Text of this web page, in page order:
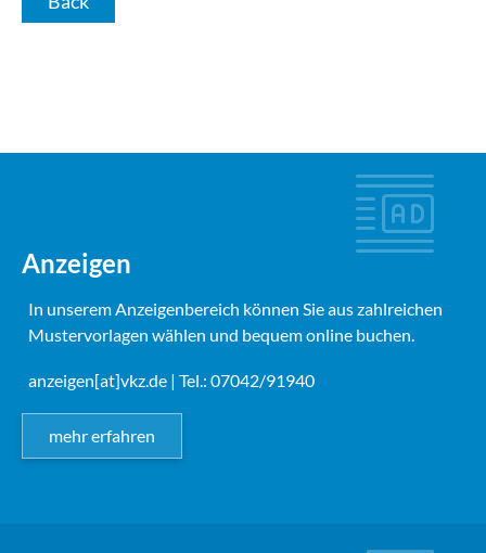
Anzeigen
In unserem Anzeigenbereich können Sie aus zahlreichen
Mustervorlagen wählen und bequem online buchen.
anzeigen[at]vkz.de | Tel.: 07042/91940
mehr erfahren